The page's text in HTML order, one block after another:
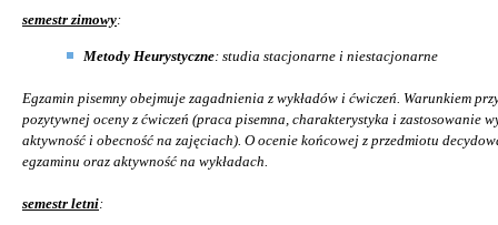
semestr zimowy:
Metody Heurystyczne: studia stacjonarne i niestacjonarne
Egzamin pisemny obejmuje zagadnienia z wykładów i ćwiczeń. Warunkiem
pozytywnej oceny z ćwiczeń (praca pisemna, charakterystyka i zastosowanie
aktywność i obecność na zajęciach). O ocenie końcowej z przedmiotu
egzaminu oraz aktywność na wykładach.
semestr letni: